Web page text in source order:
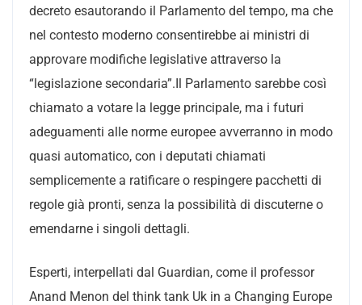
decreto esautorando il Parlamento del tempo, ma che
nel contesto moderno consentirebbe ai ministri di
approvare modifiche legislative attraverso la
“legislazione secondaria”.Il Parlamento sarebbe così
chiamato a votare la legge principale, ma i futuri
adeguamenti alle norme europee avverranno in modo
quasi automatico, con i deputati chiamati
semplicemente a ratificare o respingere pacchetti di
regole già pronti, senza la possibilità di discuterne o
emendarne i singoli dettagli.
Esperti, interpellati dal Guardian, come il professor
Anand Menon del think tank Uk in a Changing Europe